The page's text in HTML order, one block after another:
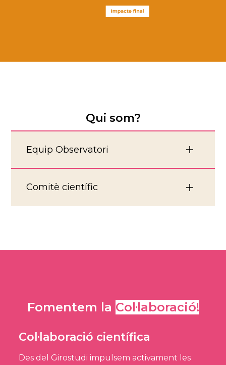
Qui som?
Equip Observatori
Comitè científic
Fomentem la Col·laboració!
Col·laboració científica
Des del Girostudi impulsem activament les